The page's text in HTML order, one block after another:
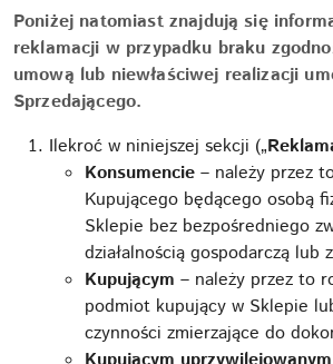
Poniżej natomiast znajdują się
reklamacji w przypadku braku
umową lub niewłaściwej realizacji
Sprzedającego.
Ilekroć w niniejszej sekcji („
Konsumencie – należy przez
Kupującego będącego osobą
Sklepie bez bezpośredniego
działalnością gospodarczą lub
Kupującym – należy przez to
podmiot kupujący w Sklepie
czynności zmierzające do